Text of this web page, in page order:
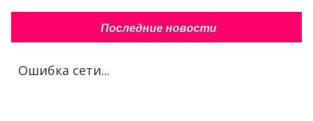
Последние новости
Ошибка сети...